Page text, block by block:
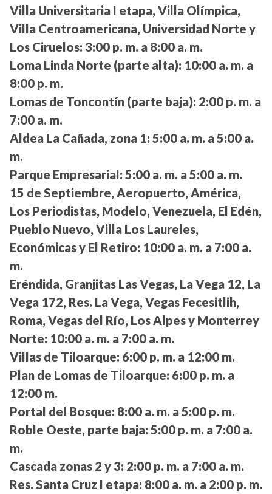
Villa Universitaria I etapa, Villa Olímpica,
Villa Centroamericana, Universidad Norte y
Los Ciruelos: 3:00 p. m. a 8:00 a. m.
Loma Linda Norte (parte alta): 10:00 a. m. a
8:00 p. m.
Lomas de Toncontín (parte baja): 2:00 p. m. a
7:00 a. m.
Aldea La Cañada, zona 1: 5:00 a. m. a 5:00 a.
m.
Parque Empresarial: 5:00 a. m. a 5:00 a. m.
15 de Septiembre, Aeropuerto, América,
Los Periodistas, Modelo, Venezuela, El Edén,
Pueblo Nuevo, Villa Los Laureles,
Económicas y El Retiro: 10:00 a. m. a 7:00 a.
m.
Eréndida, Granjitas Las Vegas, La Vega 12, La
Vega 172, Res. La Vega, Vegas Fecesitlih,
Roma, Vegas del Río, Los Alpes y Monterrey
Norte: 10:00 a. m. a 7:00 a. m.
Villas de Tiloarque: 6:00 p. m. a 12:00 m.
Plan de Lomas de Tiloarque: 6:00 p. m. a
12:00 m.
Portal del Bosque: 8:00 a. m. a 5:00 p. m.
Roble Oeste, parte baja: 5:00 p. m. a 7:00 a.
m.
Cascada zonas 2 y 3: 2:00 p. m. a 7:00 a. m.
Res. Santa Cruz I etapa: 8:00 a. m. a 2:00 p. m.